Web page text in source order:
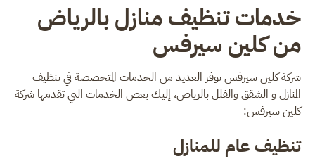
خدمات تنظيف منازل بالرياض
من كلين سيرفس
شركة كلين سيرفس توفر العديد من الخدمات المتخصصة في تنظيف
المنازل و الشقق والفلل بالرياض، إليك بعض الخدمات التي تقدمها شركة
كلين سيرفس:
تنظيف عام للمنازل